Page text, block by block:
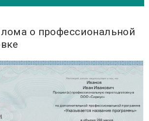
о профессиональной